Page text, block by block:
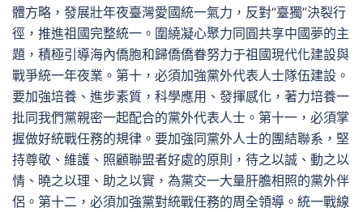
體方略，發展壯年夜臺灣愛國統一氣力，反對“臺獨”決裂行
徑，推進祖國完整統一。圍繞凝心聚力同圓共享中國夢的主
題，積極引導海內僑胞和歸僑僑眷努力于祖國現代化建設與
戰爭統一年夜業。第十，必須加強黨外代表人士隊伍建設。
要加強培養、進步素質，科學應用、發揮感化，著力培養一
批同我們黨親密一起配合的黨外代表人士。第十一，必須掌
握做好統戰任務的規律。要加強同黨外人士的團結聯系，堅
持尊敬、維護、照顧聯盟者好處的原則，待之以誠、動之以
情、曉之以理、助之以實，為黨交一大量肝膽相照的黨外伴
侶。第十二，必須加強黨對統戰任務的周全領導。統一戰線